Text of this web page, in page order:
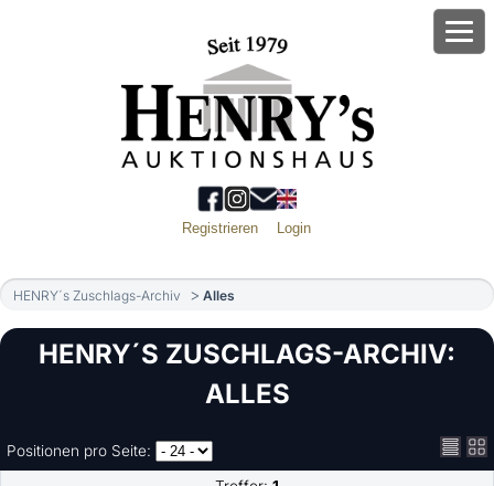
Registrieren Login
HENRY´s Zuschlags-Archiv Alles
HENRY´S ZUSCHLAGS-ARCHIV:
ALLES
Positionen pro Seite: